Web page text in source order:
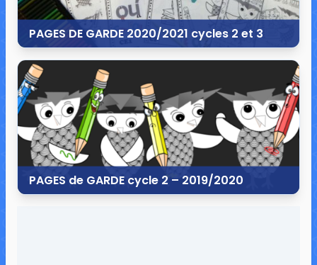
PAGES DE GARDE 2020/2021 cycles 2 et 3
28 juin 2020
40 commentaires
PAGES de GARDE cycle 2 – 2019/2020